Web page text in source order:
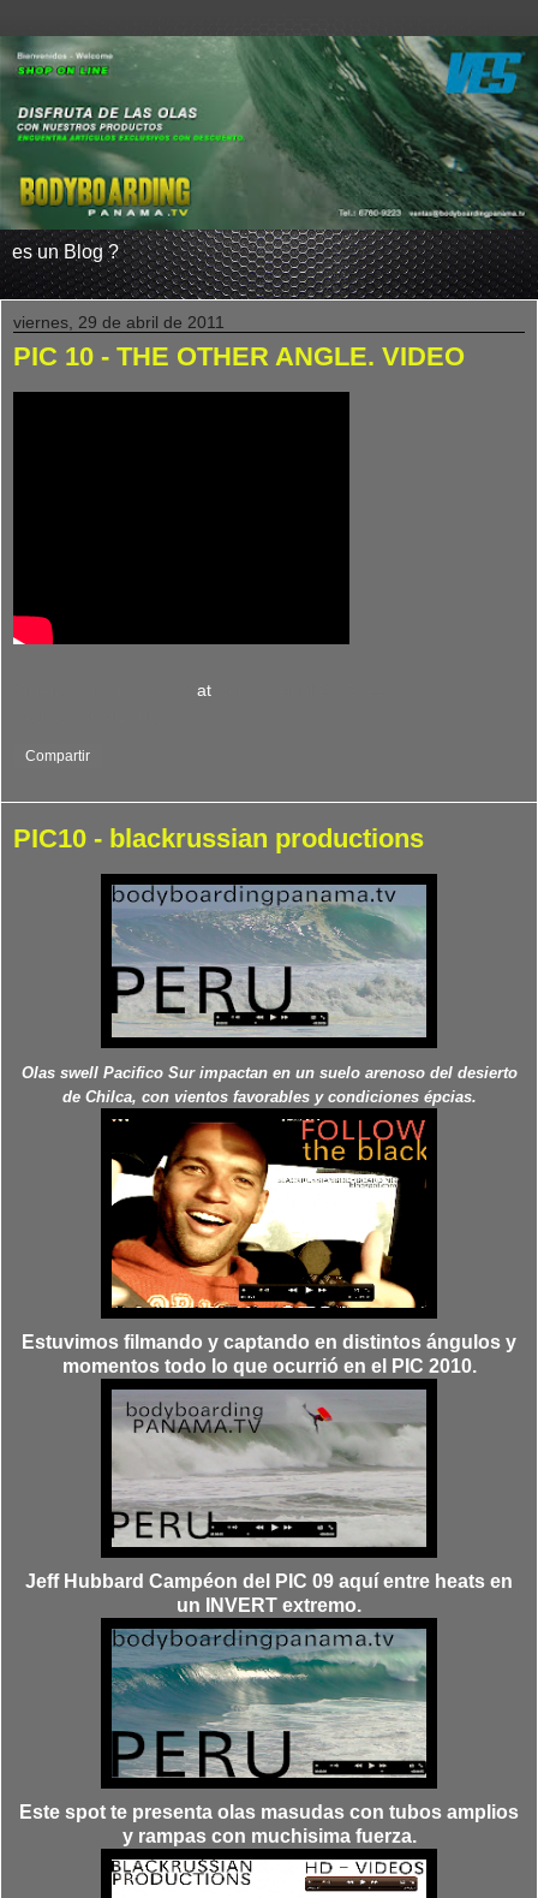
es un Blog ?
viernes, 29 de abril de 2011
PIC 10 - THE OTHER ANGLE. VIDEO
at
Compartir
PIC10 - blackrussian productions
Olas swell Pacifico Sur impactan en un suelo arenoso del desierto
de Chilca, con vientos favorables y condiciones épcias.
Estuvimos filmando y captando en distintos ángulos y
momentos todo lo que ocurrió en el PIC 2010.
Jeff Hubbard Campéon del PIC 09 aquí entre heats en
un INVERT extremo.
Este spot te presenta olas masudas con tubos amplios
y rampas con muchisima fuerza.